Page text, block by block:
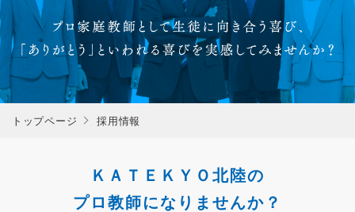
トップページ 採用情報
ＫＡＴＥＫＹＯ北陸の
プロ教師になりませんか？